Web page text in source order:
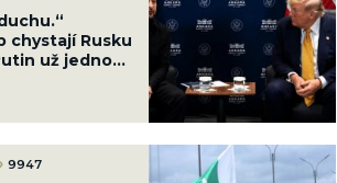
chystají Rusku
už jednou
9947